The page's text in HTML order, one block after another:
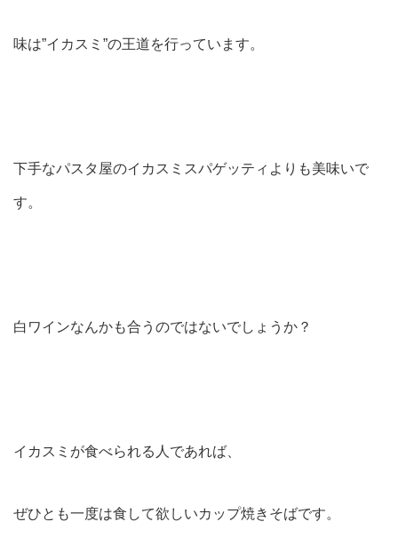
味は”イカスミ”の王道を行っています。
下手なパスタ屋のイカスミスパゲッティよりも美味いで
す。
白ワインなんかも合うのではないでしょうか？
イカスミが食べられる人であれば、
ぜひとも一度は食して欲しいカップ焼きそばです。